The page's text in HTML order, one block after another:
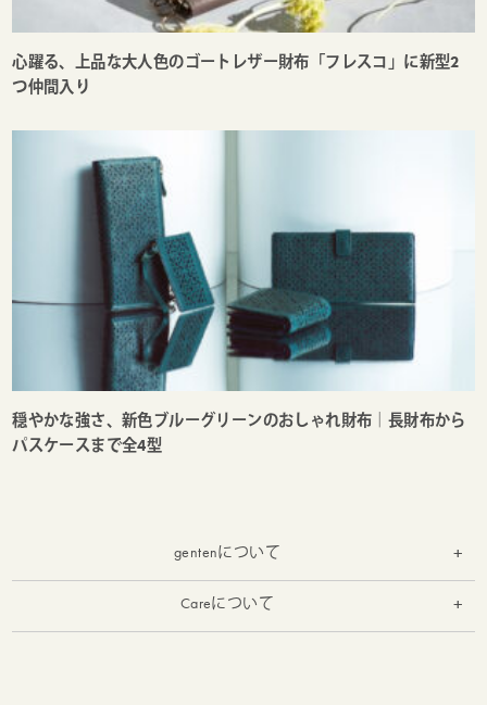
心躍る、上品な大人色のゴートレザー財布「フレスコ」に新型2
つ仲間入り
穏やかな強さ、新色ブルーグリーンのおしゃれ財布｜長財布から
パスケースまで全4型
gentenについて
お知らせ
Careについて